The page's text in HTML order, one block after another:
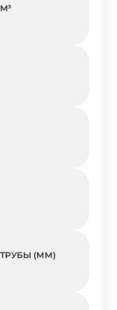
(ММ)